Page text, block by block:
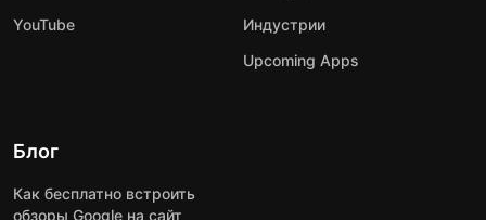
YouTube
Индустрии
Upcoming Apps
Блог
Как бесплатно встроить
обзоры Google на сайт